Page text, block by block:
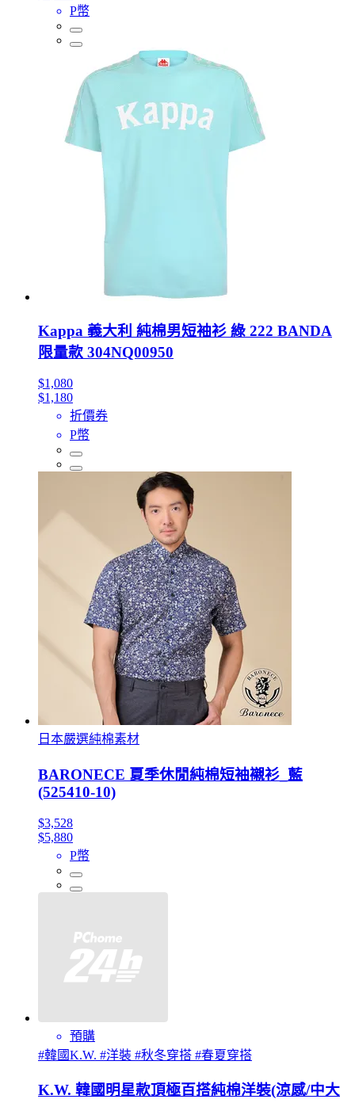
P幣
Kappa 義大利 純棉男短袖衫 綠 222 BANDA
限量款 304NQ00950
$1,080
$1,180
折價券
P幣
日本嚴選純棉素材
BARONECE 夏季休閒純棉短袖襯衫_藍
(525410-10)
$3,528
$5,880
P幣
預購
#韓國K.W. #洋裝 #秋冬穿搭 #春夏穿搭
K.W. 韓國明星款頂極百搭純棉洋裝(涼感/中大